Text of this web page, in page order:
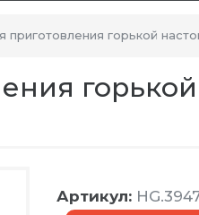
горькой
Артикул: